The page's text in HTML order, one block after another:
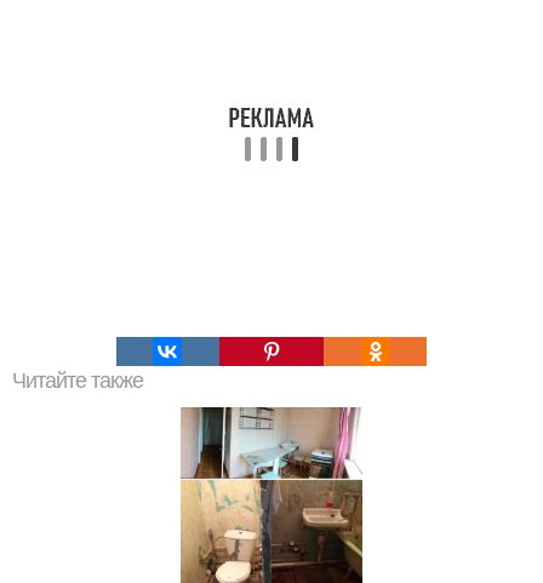
Читайте также